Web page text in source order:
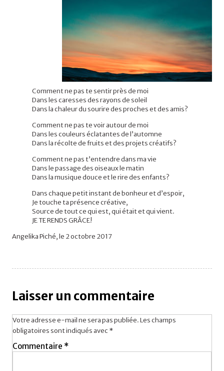
Comment ne pas te sentir près de moi
Dans les caresses des rayons de soleil
Dans la chaleur du sourire des proches et des amis?
Comment ne pas te voir autour de moi
Dans les couleurs éclatantes de l’automne
Dans la récolte de fruits et des projets créatifs?
Comment ne pas t’entendre dans ma vie
Dans le passage des oiseaux le matin
Dans la musique douce et le rire des enfants?
Dans chaque petit instant de bonheur et d’espoir,
Je touche ta présence créative,
Source de tout ce qui est, qui était et qui vient.
JE TE RENDS GRÂCE!
Angelika Piché, le 2 octobre 2017
Laisser un commentaire
Votre adresse e-mail ne sera pas publiée.Les champs
obligatoires sont indiqués avec *
Commentaire *